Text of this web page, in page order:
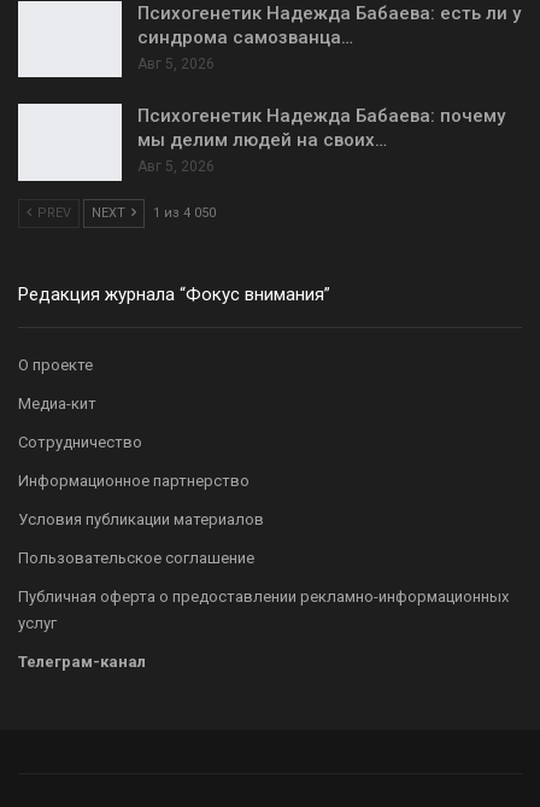
Психогенетик Надежда Бабаева: есть ли у
синдрома самозванца…
Авг 5, 2026
Психогенетик Надежда Бабаева: почему
мы делим людей на своих…
Авг 5, 2026
PREV NEXT 1 из 4 050
Редакция журнала “Фокус внимания”
О проекте
Медиа-кит
Сотрудничество
Информационное партнерство
Условия публикации материалов
Пользовательское соглашение
Публичная оферта о предоставлении рекламно-информационных
услуг
Телеграм-канал